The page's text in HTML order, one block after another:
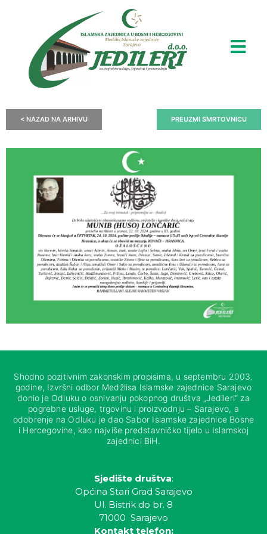
< NAZAD NA ARHIVU PREUZMI SMRTOVNICU
Shodno pozitivnim zakonskim propisima, u septembru 2003.
godine, Izvršni odbor Medžlisa Islamske zajednice Sarajevo
donio je Odluku o osnivanju pokopnog društva „Jedileri“ za
pogrebne usluge, trgovinu i proizvodnju – Sarajevo, a
odobrenje na Odluku je dao Sabor Islamske zajednice Bosne
i Hercegovine, kao najviše predstavničko tijelo u Islamskoj
zajednici BiH.
Sjedište društva:
Općina Stari Grad Sarajevo
Ul. Bistrik do br. 8
71000 Sarajevo
Kontakt telefon: